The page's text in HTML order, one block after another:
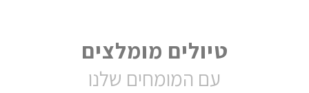
טיולים מומלצים
עם המומחים שלנו